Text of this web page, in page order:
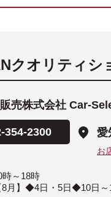
クオリティシ
販売株式会社 Car-
354-2300 愛
お
時～18時
8月】◆4日・5日◆10日